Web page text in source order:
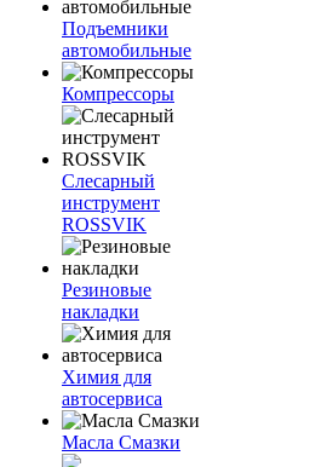
Подъемники
автомобильные
Компрессоры
Слесарный
инструмент
ROSSVIK
Резиновые
накладки
Химия для
автосервиса
Масла Смазки